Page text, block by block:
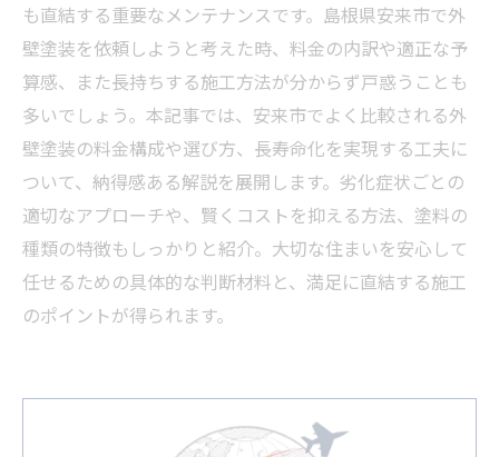
も直結する重要なメンテナンスです。島根県安来市で外
壁塗装を依頼しようと考えた時、料金の内訳や適正な予
算感、また長持ちする施工方法が分からず戸惑うことも
多いでしょう。本記事では、安来市でよく比較される外
壁塗装の料金構成や選び方、長寿命化を実現する工夫に
ついて、納得感ある解説を展開します。劣化症状ごとの
適切なアプローチや、賢くコストを抑える方法、塗料の
種類の特徴もしっかりと紹介。大切な住まいを安心して
任せるための具体的な判断材料と、満足に直結する施工
のポイントが得られます。